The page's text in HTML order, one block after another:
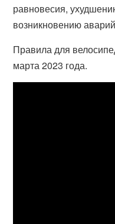
равновесия,
возникновению
Правила для
марта 2023 года.